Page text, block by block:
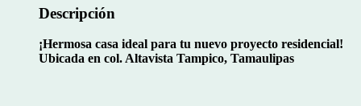
Descripción
¡Hermosa casa ideal para tu nuevo proyecto residencial!
Ubicada en col. Altavista Tampico, Tamaulipas